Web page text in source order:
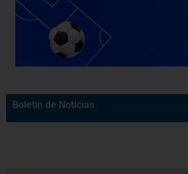
Boletín de Noticias